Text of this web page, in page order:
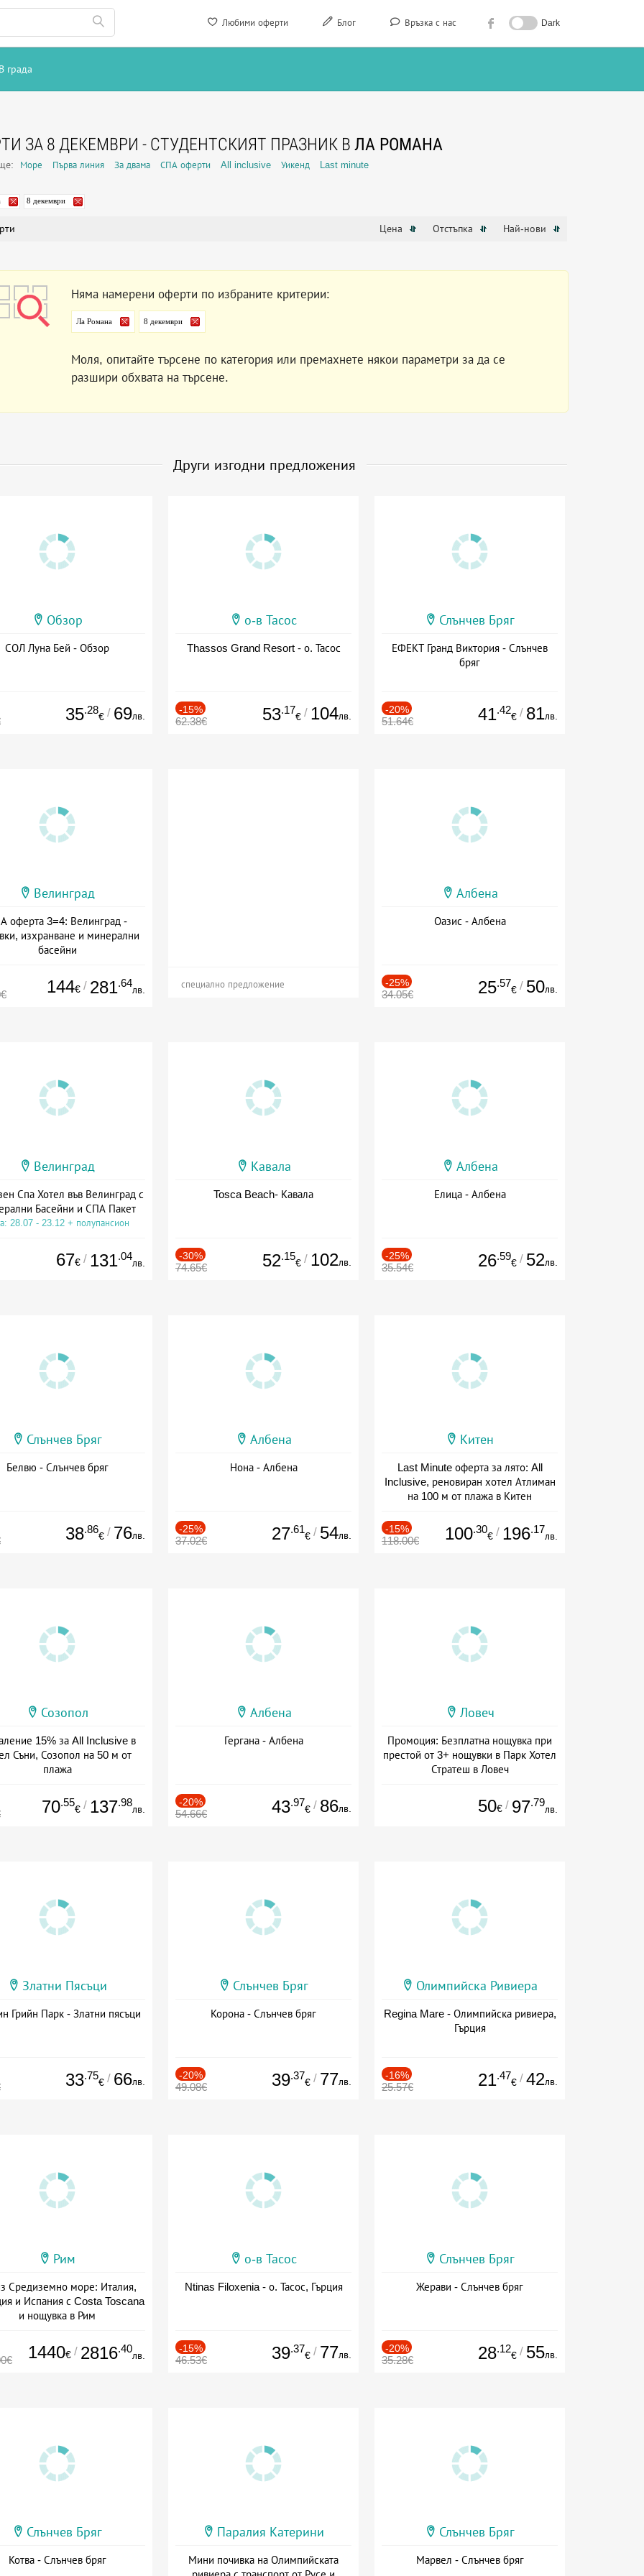
Любими оферти Блог Връзка с нас Dark
В града
ЗА 8 ДЕКЕМВРИ - СТУДЕНТСКИЯТ ПРАЗНИК В ЛА РОМАНА
Море Първа линия За двама СПА оферти All inclusive Уикенд Last minute
8 декември
Цена Отстъпка Най-нови
Няма намерени оферти по избраните критерии:
Ла Романа 8 декември
Моля, опитайте търсене по категория или премахнете някои параметри за да се
разшири обхвата на търсене.
Други изгодни предложения
Обзор
СОЛ Луна Бей - Обзор
35.28
€ / 69лв.
о-в Тасос
Thassos Grand Resort - о. Тасос
-15%
62.38€ 53.17
€ / 104лв.
Слънчев Бряг
ЕФЕКТ Гранд Виктория - Слънчев
бряг
-20%
51.64€ 41.42
€ / 81лв.
Велинград
оферта 3=4: Велинград -
изхранване и минерални
басейни
144€ / 281.64
лв. специално предложение
Албена
Оазис - Албена
-25%
34.05€ 25.57
€ / 50лв.
Велинград
Спа Хотел във Велинград с
Басейни и СПА Пакет
28.07 - 23.12 + полупансион
67€ / 131.04
лв.
Кавала
Tosca Beach- Кавала
-30%
74.65€ 52.15
€ / 102лв.
Албена
Елица - Албена
-25%
35.54€ 26.59
€ / 52лв.
Слънчев Бряг
Белвю - Слънчев бряг
38.86
€ / 76лв.
Албена
Нона - Албена
-25%
37.02€ 27.61
€ / 54лв.
Китен
Last Minute оферта за лято: All
Inclusive, реновиран хотел Атлиман
на 100 м от плажа в Китен
-15%
118.00€ 100.30
€ / 196.17
лв.
Созопол
15% за All Inclusive в
Съни, Созопол на 50 м от
плажа
70.55
€ / 137.98
лв.
Албена
Гергана - Албена
-20%
54.66€ 43.97
€ / 86лв.
Ловеч
Промоция: Безплатна нощувка при
престой от 3+ нощувки в Парк Хотел
Стратеш в Ловеч
50€ / 97.79
лв.
Златни Пясъци
Грийн Парк - Златни пясъци
33.75
€ / 66лв.
Слънчев Бряг
Корона - Слънчев бряг
-20%
49.08€ 39.37
€ / 77лв.
Олимпийска Ривиера
Regina Mare - Олимпийска ривиера,
Гърция
-16%
25.57€ 21.47
€ / 42лв.
Рим
Средиземно море: Италия,
и Испания с Costa Toscana
и нощувка в Рим
1440€ / 2816.40
лв.
о-в Тасос
Ntinas Filoxenia - о. Тасос, Гърция
-15%
46.53€ 39.37
€ / 77лв.
Слънчев Бряг
Жерави - Слънчев бряг
-20%
35.28€ 28.12
€ / 55лв.
Слънчев Бряг
Котва - Слънчев бряг
Паралия Катерини
Мини почивка на Олимпийската
Слънчев Бряг
Марвел - Слънчев бряг